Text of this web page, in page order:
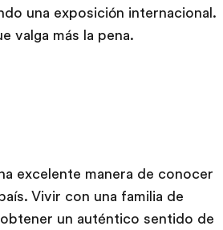
una exposición internacional.
valga más la pena.
excelente manera de conocer
Vivir con una familia de
un auténtico sentido de